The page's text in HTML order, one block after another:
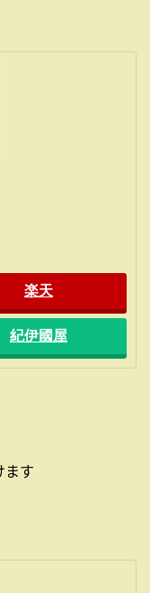
楽天
紀伊國屋
ます